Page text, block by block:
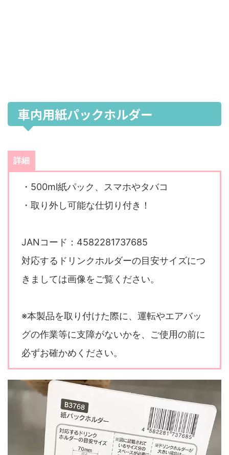
車内用紙パックホルダー
詳細
・500ml紙パック、スマホやタバコ
・取り外し可能な仕切り付き！
JANコード：4582281737685
対応するドリンクホルダーの目安サイズにつ
きましては画像をご覧ください。
※本製品を取り付けた際に、運転やエアバッ
グの作業等に支障がないかを、ご使用の前に
必ずお確かめください。